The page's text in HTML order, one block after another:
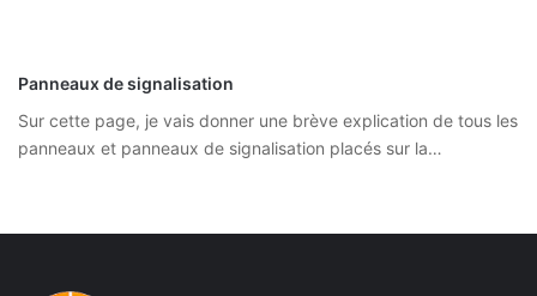
Panneaux de signalisation
Sur cette page, je vais donner une brève explication de tous les
panneaux et panneaux de signalisation placés sur la…